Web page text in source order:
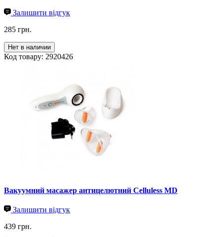
Залишити відгук
285 грн.
Нет в наличии
Код товару: 2920426
Вакуумний масажер антицелютний Celluless MD
Залишити відгук
439 грн.